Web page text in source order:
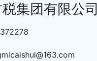
集团有限公司